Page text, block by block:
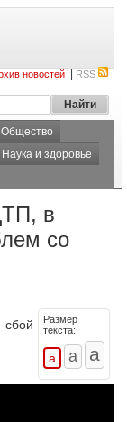
новостей RSS
Общество
Наука и здоровье
в
со
Размер
текста: